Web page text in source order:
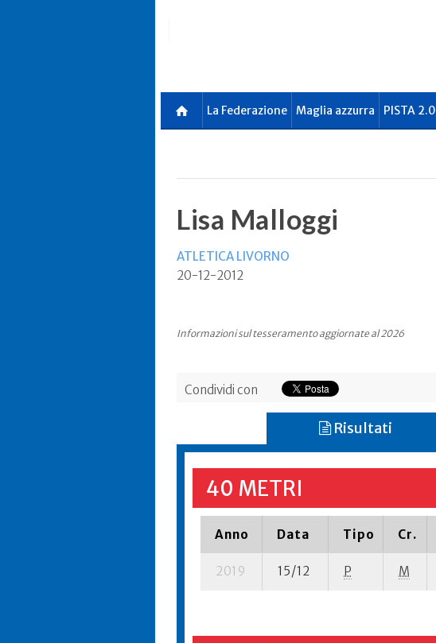
La Federazione Maglia azzurra PISTA 2.0
Lisa Malloggi
ATLETICA LIVORNO
20-12-2012
Informazioni sul tesseramento aggiornate al 2026
Condividi con
Risultati
40 METRI
Anno Data Tipo Cr.
2019 15/12 P M